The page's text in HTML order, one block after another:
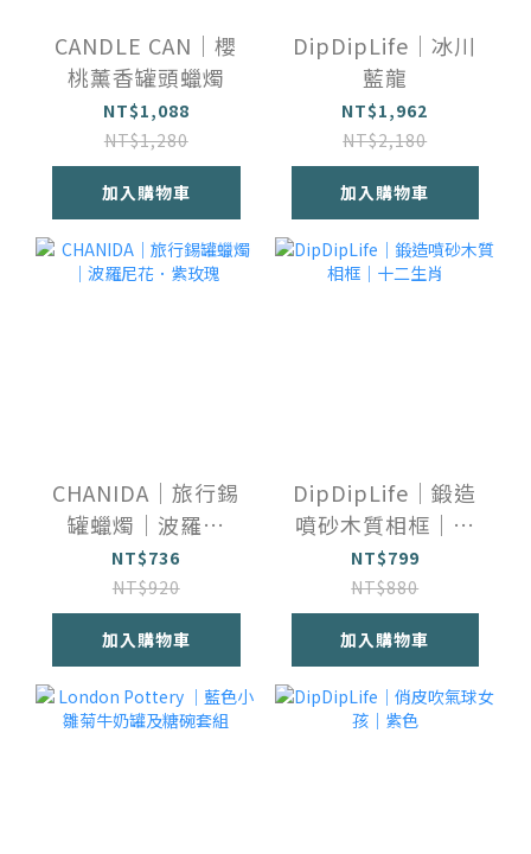
CANDLE CAN｜櫻
桃薰香罐頭蠟燭
NT$1,088
NT$1,280
加入購物車
DipDipLife｜冰川
藍龍
NT$1,962
NT$2,180
加入購物車
CHANIDA｜旅行錫
罐蠟燭｜波羅尼
花．紫玫瑰
NT$736
NT$920
加入購物車
DipDipLife｜鍛造
噴砂木質相框｜十
二生肖
NT$799
NT$880
加入購物車